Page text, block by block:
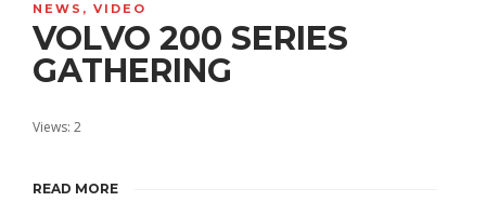
NEWS , VIDEO
VOLVO 200 SERIES
GATHERING
Views: 2
READ MORE